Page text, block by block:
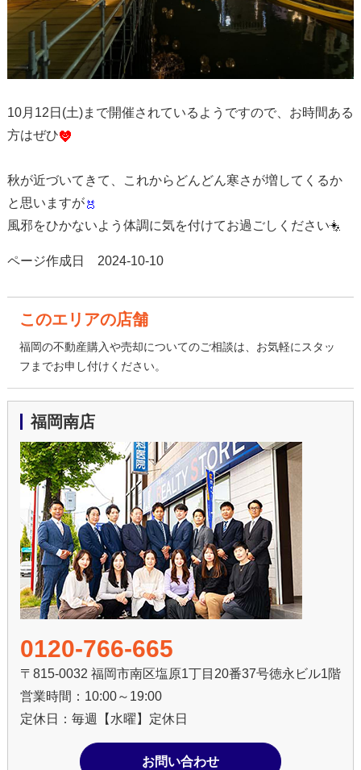
10月12日(土)まで開催されているようですので、お時間ある
方はぜひ
秋が近づいてきて、これからどんどん寒さが増してくるか
と思いますが
風邪をひかないよう体調に気を付けてお過ごしください
ページ作成日 2024-10-10
このエリアの店舗
福岡の不動産購入や売却についてのご相談は、お気軽にスタッ
フまでお申し付けください。
福岡南店
0120-766-665
〒815-0032 福岡市南区塩原1丁目20番37号徳永ビル1階
営業時間：10:00～19:00
定休日：毎週【水曜】定休日
お問い合わせ